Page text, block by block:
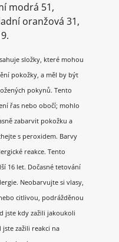
modrá 51,
oranžová 31,
složky, které mohou
pokožky, a měl by být
pokynů. Tento
řas nebo obočí; mohlo
zabarvit pokožku a
s peroxidem. Barvy
reakce. Tento
16 let. Dočasné tetování
Neobarvujte si vlasy,
citlivou, podrážděnou
jste kdy zažili jakoukoli
zažili reakci na